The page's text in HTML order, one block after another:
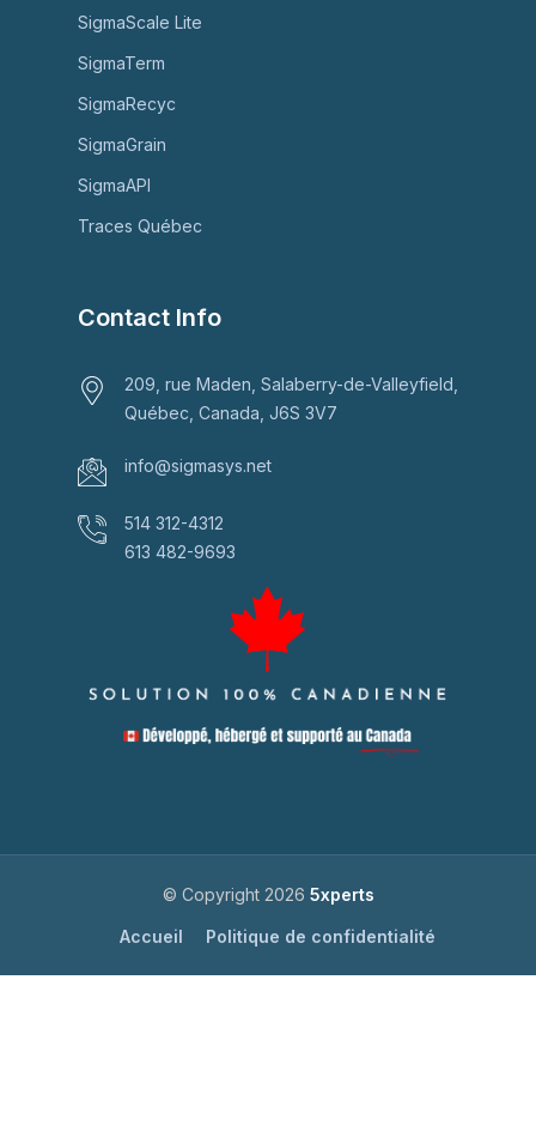
SigmaScale Lite
SigmaTerm
SigmaRecyc
SigmaGrain
SigmaAPI
Traces Québec
Contact Info
209, rue Maden, Salaberry-de-Valleyfield,
Québec, Canada, J6S 3V7
info@sigmasys.net
514 312-4312
613 482-9693
© Copyright 2026 5xperts
Accueil Politique de confidentialité